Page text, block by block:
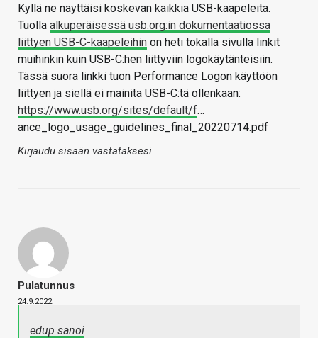
Kyllä ne näyttäisi koskevan kaikkia USB-kaapeleita.
Tuolla alkuperäisessä usb.org:in dokumentaatiossa
liittyen USB-C-kaapeleihin on heti tokalla sivulla linkit
muihinkin kuin USB-C:hen liittyviin logokäytänteisiin.
Tässä suora linkki tuon Performance Logon käyttöön
liittyen ja siellä ei mainita USB-C:tä ollenkaan:
https://www.usb.org/sites/default/f…
ance_logo_usage_guidelines_final_20220714.pdf
Kirjaudu sisään vastataksesi
Pulatunnus
24.9.2022
edup sanoi